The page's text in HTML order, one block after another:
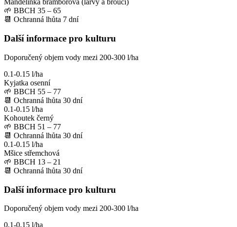
Mandelinka bramborová (larvy a brouci)
🌱 BBCH 35 – 65
📆 Ochranná lhůta 7 dní
Další informace pro kulturu
Doporučený objem vody mezi 200-300 l/ha
0.1-0.15 l/ha
Kyjatka osenní
🌱 BBCH 55 – 77
📆 Ochranná lhůta 30 dní
0.1-0.15 l/ha
Kohoutek černý
🌱 BBCH 51 – 77
📆 Ochranná lhůta 30 dní
0.1-0.15 l/ha
Mšice střemchová
🌱 BBCH 13 – 21
📆 Ochranná lhůta 30 dní
Další informace pro kulturu
Doporučený objem vody mezi 200-300 l/ha
0.1-0.15 l/ha